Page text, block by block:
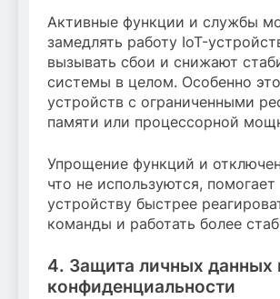
Активные функции и службы
замедлять работу IoT-
вызывать сбои и снижают
системы в целом. Особенно
устройств с ограниченными
памяти или процессорной
Упрощение функций и
что не используются, помогает
устройству быстрее
команды и работать более
4. Защита личных данных
конфиденциальности